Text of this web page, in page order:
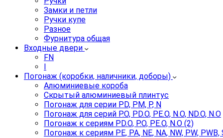
Замки и петли
Ручки купе
Разное
Фурнитура общая
Входные двери
FN
I
Погонаж (коробки, наличники, доборы)
Алюминиевые короба
Скрытый алюминиевый плинтус
Погонаж для серии PD, PM, P, N
Погонаж для серий P.O, PD.O, PE.O, N.O, ND.O, N.O
Погонаж к сериям PD.O, P.O, PE.O, N.O (2)
Погонаж к сериям PE, PA, NE, NA, NW, PW, PWB,